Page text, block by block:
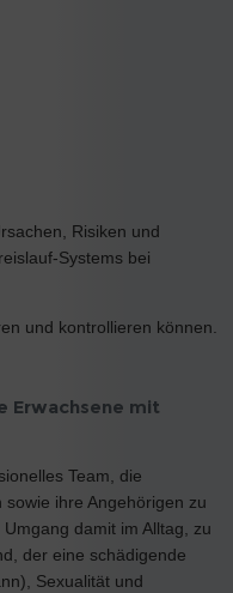
Risiken und
Systems bei
und kontrollieren können.
Erwachsene mit
Team, die
ihre Angehörigen zu
damit im Alltag, zu
der eine schädigende
Sexualität und